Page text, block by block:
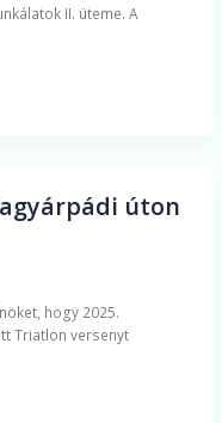
II. üteme. A
úton
hogy 2025.
Triatlon versenyt